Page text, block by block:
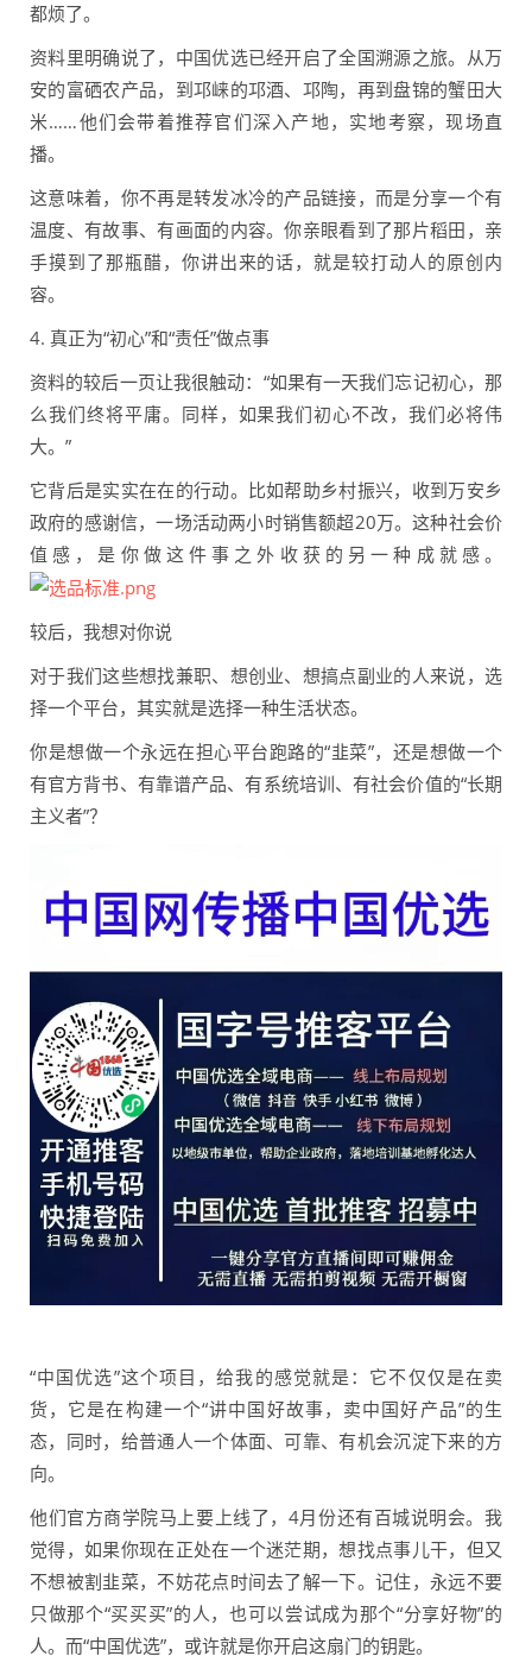
都烦了。
资料里明确说了，中国优选已经开启了全国溯源之旅。从万
安的富硒农产品，到邛崃的邛酒、邛陶，再到盘锦的蟹田大
米……他们会带着推荐官们深入产地，实地考察，现场直
播。
这意味着，你不再是转发冰冷的产品链接，而是分享一个有
温度、有故事、有画面的内容。你亲眼看到了那片稻田，亲
手摸到了那瓶醋，你讲出来的话，就是较打动人的原创内
容。
4. 真正为“初心”和“责任”做点事
资料的较后一页让我很触动：“如果有一天我们忘记初心，那
么我们终将平庸。同样，如果我们初心不改，我们必将伟
大。”
它背后是实实在在的行动。比如帮助乡村振兴，收到万安乡
政府的感谢信，一场活动两小时销售额超20万。这种社会价
值感，是你做这件事之外收获的另一种成就感。
较后，我想对你说
对于我们这些想找兼职、想创业、想搞点副业的人来说，选
择一个平台，其实就是选择一种生活状态。
你是想做一个永远在担心平台跑路的“韭菜”，还是想做一个
有官方背书、有靠谱产品、有系统培训、有社会价值的“长期
主义者”？
“中国优选”这个项目，给我的感觉就是：它不仅仅是在卖
货，它是在构建一个“讲中国好故事，卖中国好产品”的生
态，同时，给普通人一个体面、可靠、有机会沉淀下来的方
向。
他们官方商学院马上要上线了，4月份还有百城说明会。我
觉得，如果你现在正处在一个迷茫期，想找点事儿干，但又
不想被割韭菜，不妨花点时间去了解一下。记住，永远不要
只做那个“买买买”的人，也可以尝试成为那个“分享好物”的
人。而“中国优选”，或许就是你开启这扇门的钥匙。